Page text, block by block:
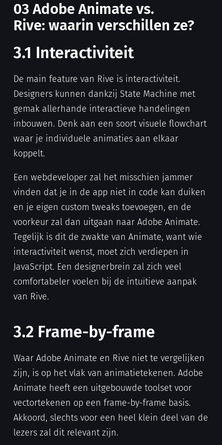
03 Adobe Animate vs.
Rive: waarin verschillen ze?
3.1 Interactiviteit
De main feature van Rive is interactiviteit.
Designers kunnen dankzij State Machine met
gemak allerhande interactieve handelingen
inbouwen. Denk aan een soort visuele flowchart
waar je individuele animaties aan elkaar
koppelt.
Een webdeveloper zal het misschien jammer
vinden dat je in de app niet in code kan duiken
en je eigen custom tweaks toevoegen, en de
voorkeur zal dan uitgaan naar Adobe Animate.
Tegelijk is dit de zwakte van Animate, want wie
interactiviteit wenst, moet zich verdiepen in
JavaScript. Een designerbrein zal zich veel
comfortabeler voelen bij de intuïtieve aanpak
van Rive.
3.2 Frame-by-frame
Waar Adobe Animate en Rive niet te vergelijken
zijn, is op het vlak van animatietekenen. Adobe
Animate heeft een uitgebouwde toolset voor
vectortekenen op een frame-by-frame basis.
Akkoord, slechts voor een heel klein deel van de
lezers zal dit relevant zijn.